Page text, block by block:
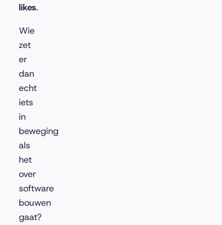
likes.
Wie
zet
er
dan
echt
iets
in
beweging
als
het
over
software
bouwen
gaat?